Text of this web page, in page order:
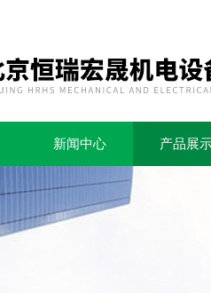
新闻中心 产品展